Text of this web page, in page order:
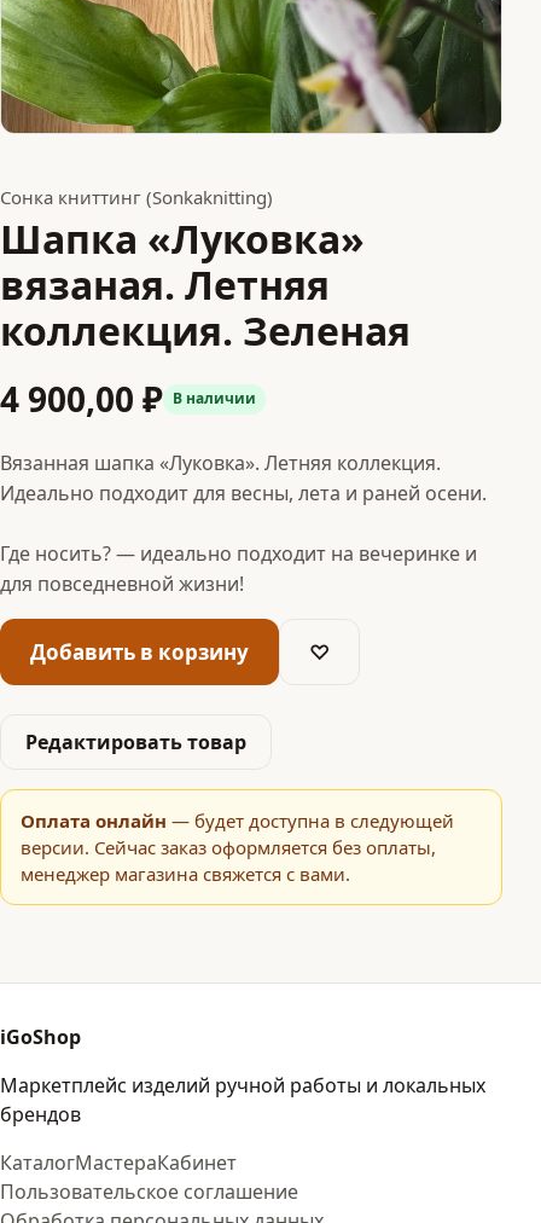
Сонка книттинг (Sonkaknitting)
Шапка «Луковка»
вязаная. Летняя
коллекция. Зеленая
4 900,00 ₽ В наличии
Вязанная шапка «Луковка». Летняя коллекция.
Идеально подходит для весны, лета и раней осени.
Где носить? — идеально подходит на вечеринке и
для повседневной жизни!
Добавить в корзину ♡
Редактировать товар
Оплата онлайн — будет доступна в следующей
версии. Сейчас заказ оформляется без оплаты,
менеджер магазина свяжется с вами.
iGoShop
Маркетплейс изделий ручной работы и локальных
брендов
КаталогМастераКабинет
Пользовательское соглашение